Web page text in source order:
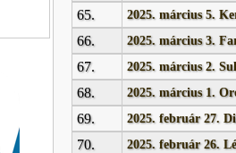
65. 2025. március 5.
66. 2025. március 3.
67. 2025. március 2.
68. 2025. március 1.
69. 2025. február 27.
70. 2025. február 26.